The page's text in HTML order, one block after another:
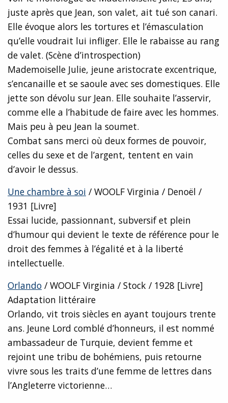
juste après que Jean, son valet, ait tué son canari.
Elle évoque alors les tortures et l’émasculation
qu’elle voudrait lui infliger. Elle le rabaisse au rang
de valet. (Scène d’introspection)
Mademoiselle Julie, jeune aristocrate excentrique,
s’encanaille et se saoule avec ses domestiques. Elle
jette son dévolu sur Jean. Elle souhaite l’asservir,
comme elle a l’habitude de faire avec les hommes.
Mais peu à peu Jean la soumet.
Combat sans merci où deux formes de pouvoir,
celles du sexe et de l’argent, tentent en vain
d’avoir le dessus.
Une chambre à soi / WOOLF Virginia / Denoël /
1931 [Livre]
Essai lucide, passionnant, subversif et plein
d’humour qui devient le texte de référence pour le
droit des femmes à l’égalité et à la liberté
intellectuelle.
Orlando / WOOLF Virginia / Stock / 1928 [Livre]
Adaptation littéraire
Orlando, vit trois siècles en ayant toujours trente
ans. Jeune Lord comblé d’honneurs, il est nommé
ambassadeur de Turquie, devient femme et
rejoint une tribu de bohémiens, puis retourne
vivre sous les traits d’une femme de lettres dans
l’Angleterre victorienne…